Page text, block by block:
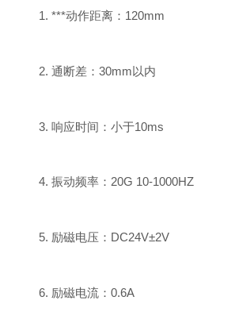
1. ***动作距离：120mm
2. 通断差：30mm以内
3. 响应时间：小于10ms
4. 振动频率：20G 10-1000HZ
5. 励磁电压：DC24V±2V
6. 励磁电流：0.6A